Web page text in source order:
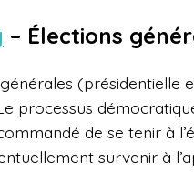
– Élections
(présidentielle
processus
de se tenir à
survenir à